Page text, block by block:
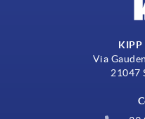
KIPP
Via
21047